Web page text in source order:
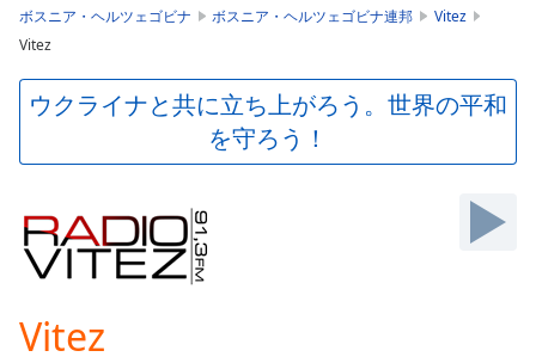
loading.
Video
Play
Backward
Mute
Current
Time 0:00
Duration-:-
ボスニア・ヘルツェゴビナ ボスニア・ヘルツェゴビナ連邦
Vitez
Vitez
ウクライナと共に立ち上がろう。世界の平和
を守ろう！
Vitez